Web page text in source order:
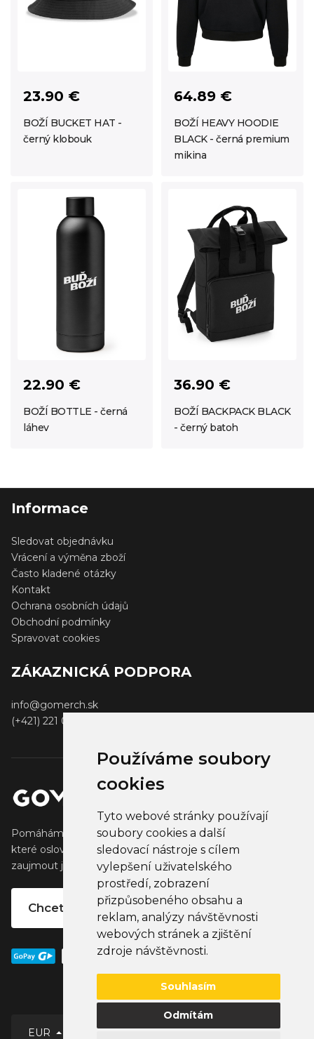
Používáme soubory
cookies
Tyto webové stránky používají
soubory cookies a další
sledovací nástroje s cílem
vylepšení uživatelského
prostředí, zobrazení
přizpůsobeného obsahu a
reklam, analýzy návštěvnosti
webových stránek a zjištění
zdroje návštěvnosti.
Souhlasím
Odmítám
23.90 €
BOŽÍ BUCKET HAT -
černý klobouk
64.89 €
BOŽÍ HEAVY HOODIE
BLACK - černá premium
mikina
22.90 €
BOŽÍ BOTTLE - černá
láhev
36.90 €
BOŽÍ BACKPACK BLACK
- černý batoh
Informace
Sledovat objednávku
Vrácení a výměna zboží
Často kladené otázky
Kontakt
Ochrana osobních údajů
Obchodní podmínky
Spravovat cookies
ZÁKAZNICKÁ PODPORA
info@gomerch.sk
(+421) 221 001 000
Pomáháme tvůrcům vytvářet a prodávat populární zboží,
které oslovuje jejich fanoušky. Pomáháme firmám
zaujmout jejich klienty, partnery a zaměstnance.
Chcete vlastní merchandise?
EUR Čeština